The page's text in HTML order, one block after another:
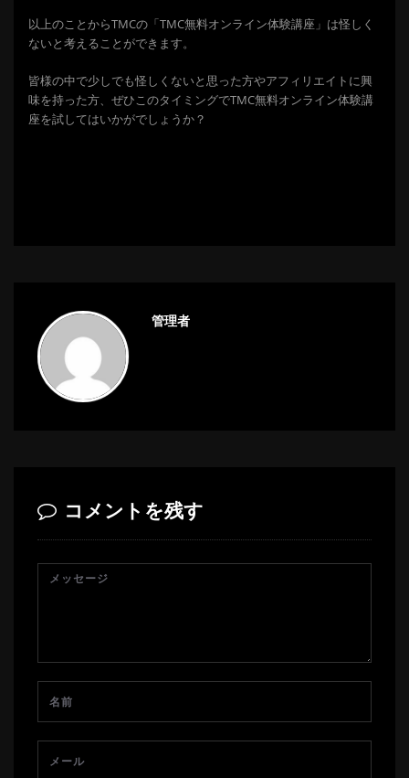
以上のことからTMCの「TMC無料オンライン体験講座」は怪しく
ないと考えることができます。
皆様の中で少しでも怪しくないと思った方やアフィリエイトに興
味を持った方、ぜひこのタイミングでTMC無料オンライン体験講
座を試してはいかがでしょうか？
管理者
コメントを残す